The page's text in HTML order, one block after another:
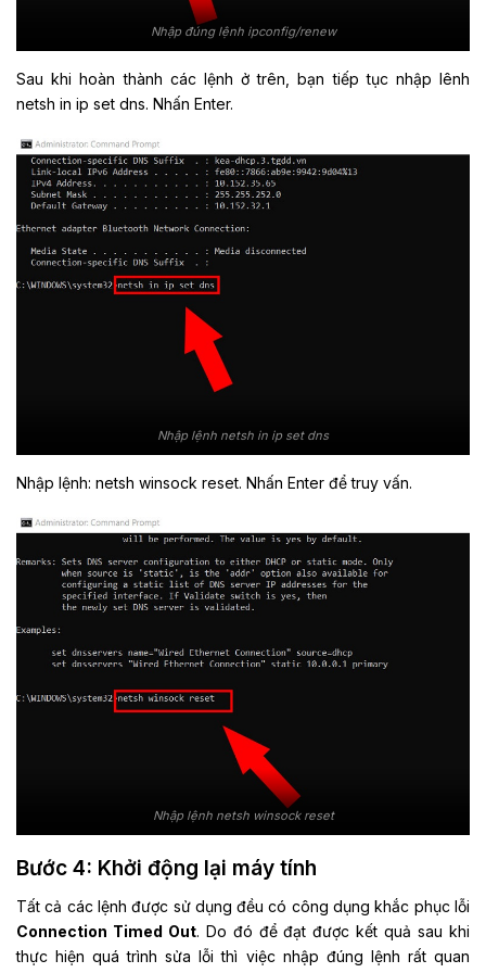
Nhập đúng lệnh ipconfig/renew
Sau khi hoàn thành các lệnh ở trên, bạn tiếp tục nhập lênh
netsh in ip set dns. Nhấn Enter.
Nhập lệnh netsh in ip set dns
Nhập lệnh: netsh winsock reset. Nhấn Enter để truy vấn.
Nhập lệnh netsh winsock reset
Bước 4: Khởi động lại máy tính
Tất cả các lệnh được sử dụng đều có công dụng khắc phục lỗi
Connection Timed Out. Do đó để đạt được kết quả sau khi
thực hiện quá trình sửa lỗi thì việc nhập đúng lệnh rất quan